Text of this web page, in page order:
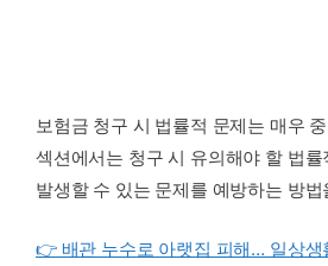
보험금 청구 시 법률적 문제는 매우
섹션에서는 청구 시 유의해야 할 법
발생할 수 있는 문제를 예방하는 방
👉 배관 누수로 아랫집 피해… 일상생